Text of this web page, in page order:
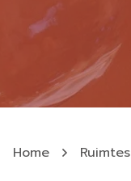
Home Ruimtes